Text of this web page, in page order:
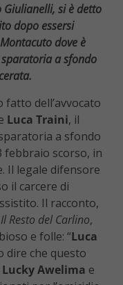
Giulianelli, si è detto
dopo essersi
dove è
a sfondo
dell’avvocato
Luca Traini, il
a sfondo
febbraio scorso, in
Il legale difensore
il carcere di
Il racconto,
Il Resto del Carlino,
e folle: “Luca
dire che questo
Lucky Awelima e